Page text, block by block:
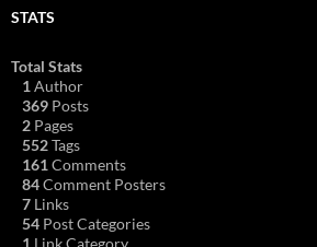
STATS
Total Stats
1 Author
369 Posts
2 Pages
552Tags
161 Comments
84Comment Posters
7 Links
54 Post Categories